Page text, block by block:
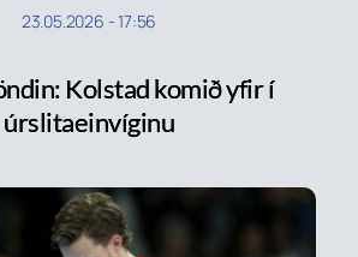
23.05.2026 -17:56
Kolstad komið yfir í
úrslitaeinvíginu